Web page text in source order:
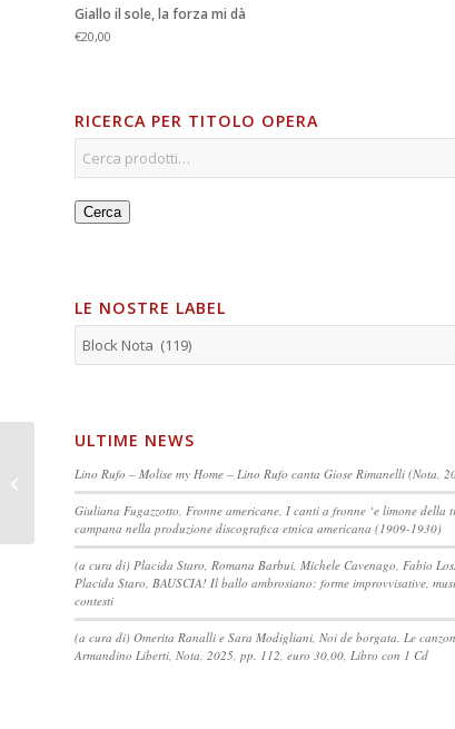
Giallo il sole, la forza mi dà
€20,00
RICERCA PER TITOLO OPERA
Cerca
LE NOSTRE LABEL
ULTIME NEWS
Lino Rufo – Molise my Home – Lino Rufo canta Giose Rimanelli (Nota,
Giuliana Fugazzotto, Fronne americane, I canti a fronne ‘e limone della
campana nella produzione discografica etnica americana (1909-1930)
(a cura di) Placida Staro, Romana Barbui, Michele Cavenago, Fabio
Placida Staro, BAUSCIA! Il ballo ambrosiano: forme improvvisative,
contesti
(a cura di) Omerita Ranalli e Sara Modigliani, Noi de borgata. Le
Armandino Liberti, Nota, 2025, pp. 112, euro 30,00, Libro con 1 Cd
Sant’Antioco (digital
download)